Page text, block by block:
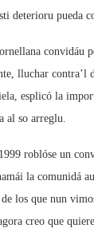
deterioru pueda
convidáu
lluchar contra’l
esplicó la
al so arreglu.
roblóse un
la comunidá
los que nun
creo que